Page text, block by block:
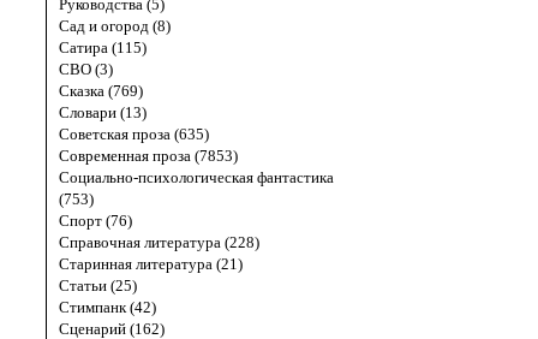
Руководства (5)
Сад и огород (8)
Сатира (115)
СВО (3)
Сказка (769)
Словари (13)
Советская проза (635)
Современная проза (7853)
Социально-психологическая фантастика
(753)
Спорт (76)
Справочная литература (228)
Старинная литература (21)
Статьи (25)
Стимпанк (42)
Сценарий (162)